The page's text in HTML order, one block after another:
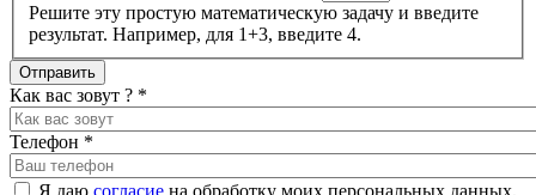
Решите эту простую математическую задачу и введите
результат. Например, для 1+3, введите 4.
Как вас зовут ? *
Телефон *
Я даю согласие на обработку моих персональных данных,